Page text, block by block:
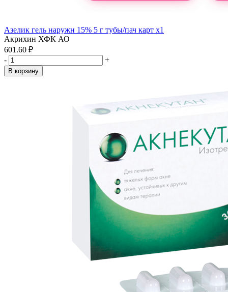
Азелик гель наружн 15% 5 г тубы/пач карт x1
Акрихин ХФК АО
601.60 ₽
-
+
В корзину